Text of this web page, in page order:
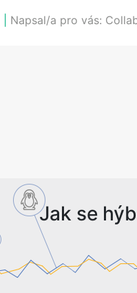
Napsal/a pro vás:
Jak se